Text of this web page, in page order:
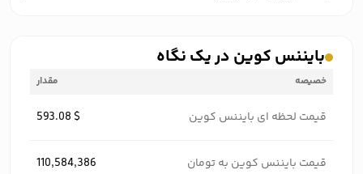
بایننس کوین در یک نگاه
خصیصه مقدار
قیمت لحظه ای بایننس کوین 593.08 $
قیمت بایننس کوین به تومان 110,584,386